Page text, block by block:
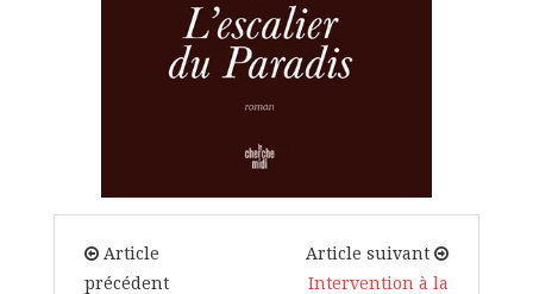
Article
précédent
Article suivant
Intervention à la